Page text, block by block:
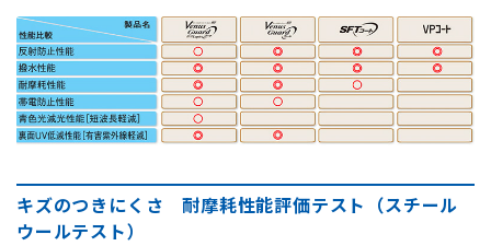
キズのつきにくさ 耐摩耗性能評価テスト（スチール
ウールテスト）